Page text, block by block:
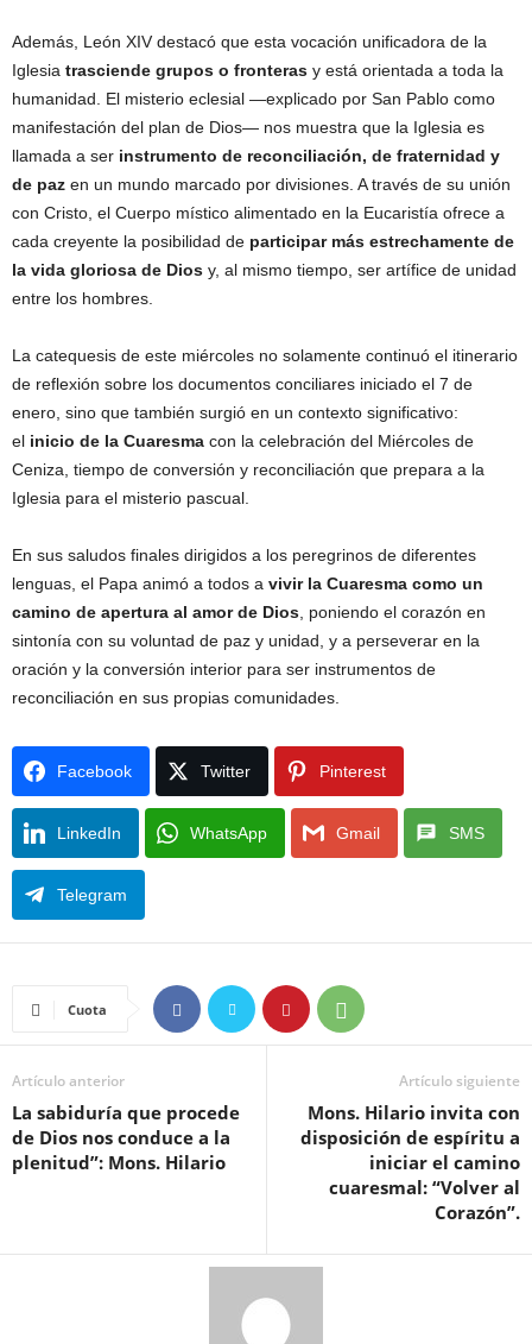
Además, León XIV destacó que esta vocación unificadora de la
Iglesia trasciende grupos o fronteras y está orientada a toda la
humanidad. El misterio eclesial —explicado por San Pablo como
manifestación del plan de Dios— nos muestra que la Iglesia es
llamada a ser instrumento de reconciliación, de fraternidad y
de paz en un mundo marcado por divisiones. A través de su unión
con Cristo, el Cuerpo místico alimentado en la Eucaristía ofrece a
cada creyente la posibilidad de participar más estrechamente de
la vida gloriosa de Dios y, al mismo tiempo, ser artífice de unidad
entre los hombres.
La catequesis de este miércoles no solamente continuó el itinerario
de reflexión sobre los documentos conciliares iniciado el 7 de
enero, sino que también surgió en un contexto significativo:
el inicio de la Cuaresma con la celebración del Miércoles de
Ceniza, tiempo de conversión y reconciliación que prepara a la
Iglesia para el misterio pascual.
En sus saludos finales dirigidos a los peregrinos de diferentes
lenguas, el Papa animó a todos a vivir la Cuaresma como un
camino de apertura al amor de Dios , poniendo el corazón en
sintonía con su voluntad de paz y unidad, y a perseverar en la
oración y la conversión interior para ser instrumentos de
reconciliación en sus propias comunidades.
Facebook Twitter Pinterest
LinkedIn WhatsApp Gmail SMS
Telegram
Cuota
Artículo anterior
La sabiduría que procede
de Dios nos conduce a la
plenitud”: Mons. Hilario
Artículo siguiente
Mons. Hilario invita con
disposición de espíritu a
iniciar el camino
cuaresmal: “Volver al
Corazón”.